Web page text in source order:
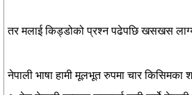
तर मलाई किड्डोको प्रश्न पढेपछि खसखस
नेपाली भाषा हामी मूलभूत रुपमा चार किसिमका